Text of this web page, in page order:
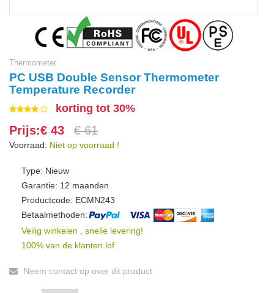
Thermometer
PC USB Double Sensor Thermometer
Temperature Recorder
korting tot 30%
Prijs:€ 43 € 61
Voorraad: Niet op voorraad !
Type: Nieuw
Garantie: 12 maanden
Productcode: ECMN243
Betaalmethoden:
Veilig winkelen , snelle levering!
100% van de klanten lof
Neem contact op over dit product